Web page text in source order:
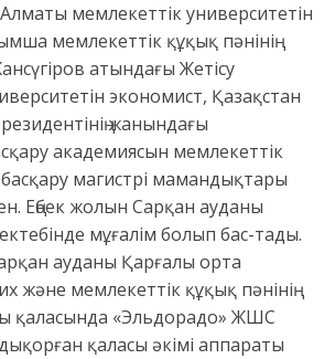
мемлекеттік университетін
мемлекеттік құқық пәнінің
атындағы Жетісу
экономист, Қазақстан
жанындағы
академиясын мемлекеттік
басқару магистрі мамандықтары
Еңбек жолын Сарқан ауданы
мұғалім болып бас-тады.
ауданы Қарғалы орта
және мемлекеттік құқық пәнінің
қаласында «Эльдорадо» ЖШС
қаласы әкімі аппараты